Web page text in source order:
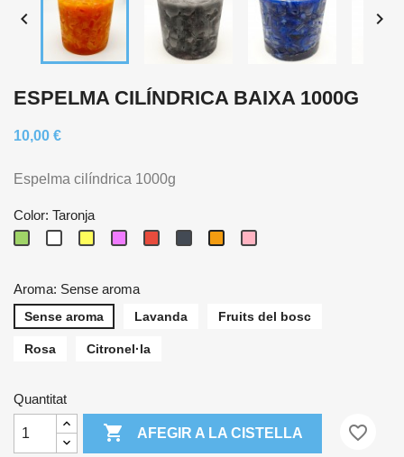
 
ESPELMA CILÍNDRICA BAIXA 1000G
10,00 €
Espelma cilíndrica 1000g
Color: Taronja
Aroma: Sense aroma
Sense aroma Lavanda Fruits del bosc
Rosa Citronel·la
Quantitat
 AFEGIR A LA CISTELLA favorite_border